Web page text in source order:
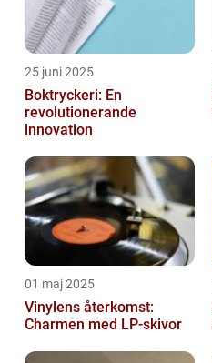
25 juni 2025
Boktryckeri: En
revolutionerande
innovation
01 maj 2025
Vinylens återkomst:
Charmen med LP-skivor